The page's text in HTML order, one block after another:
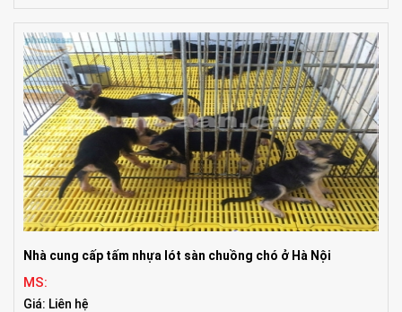
Nhà cung cấp tấm nhựa lót sàn chuồng chó ở Hà Nội
MS:
Giá: Liên hệ